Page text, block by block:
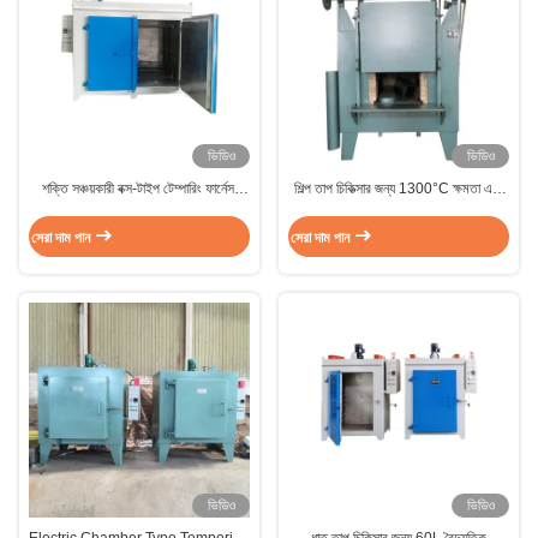
ভিডিও
শক্তি সঞ্চয়কারী বক্স-টাইপ টেম্পারিং ফার্নেস,
কাস্টম আকার এবং তাপমাত্রা, সিই সার্টিফাইড
সেরা দাম পান
ভিডিও
শিল্প তাপ চিকিত্সার জন্য 1300°C ক্ষমতা এবং
সেরা দাম পান
ভিডিও
ভিডিও